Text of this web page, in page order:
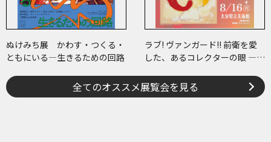
ぬけみち展 かわす・つくる・
ともにいる―生きるための回路
ラブ! ヴァンガード!! 前衛を愛
した、あるコレクターの眼 ―草
全てのオススメ展覧会を見る